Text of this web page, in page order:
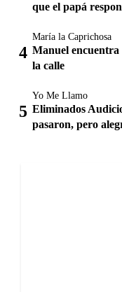
que el papá
María la Caprichosa
Manuel encuentra
la calle
Yo Me Llamo
Eliminados
pasaron, pero